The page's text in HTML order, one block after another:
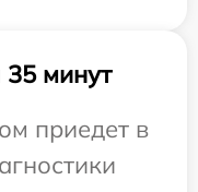
минут
приедет в